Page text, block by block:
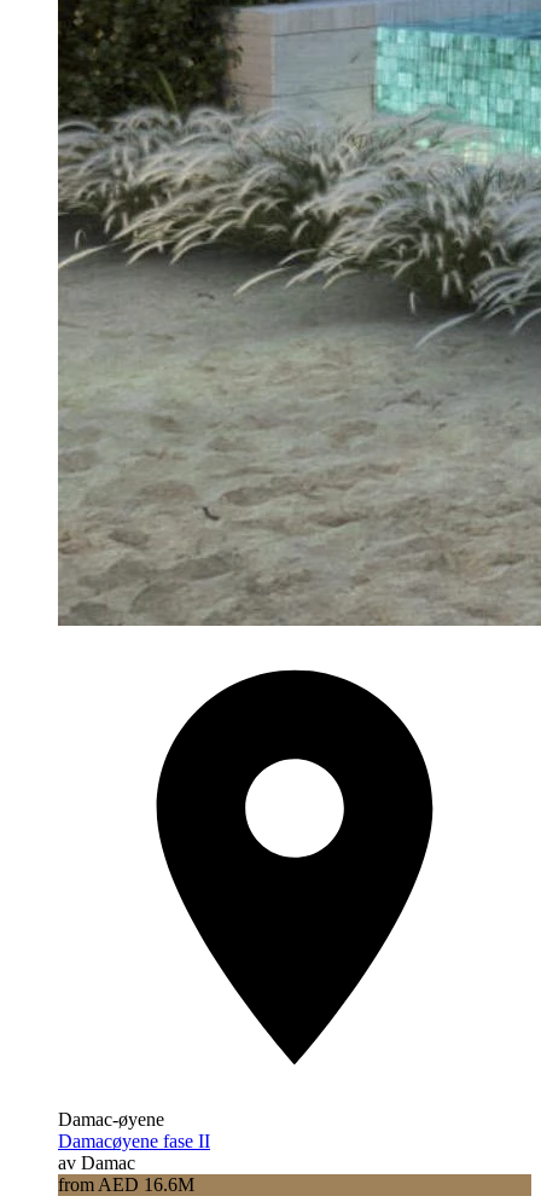
Damac-øyene
Damacøyene fase II
av Damac
from AED 16.6M